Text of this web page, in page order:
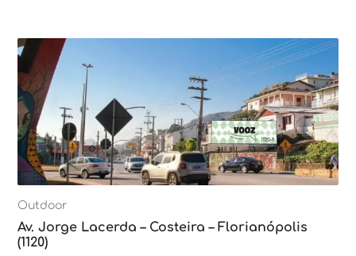
Outdoor
Av. Jorge Lacerda – Costeira – Florianópolis
(1120)